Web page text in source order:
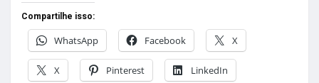
Compartilhe isso:
WhatsApp
Facebook X
X Pinterest LinkedIn